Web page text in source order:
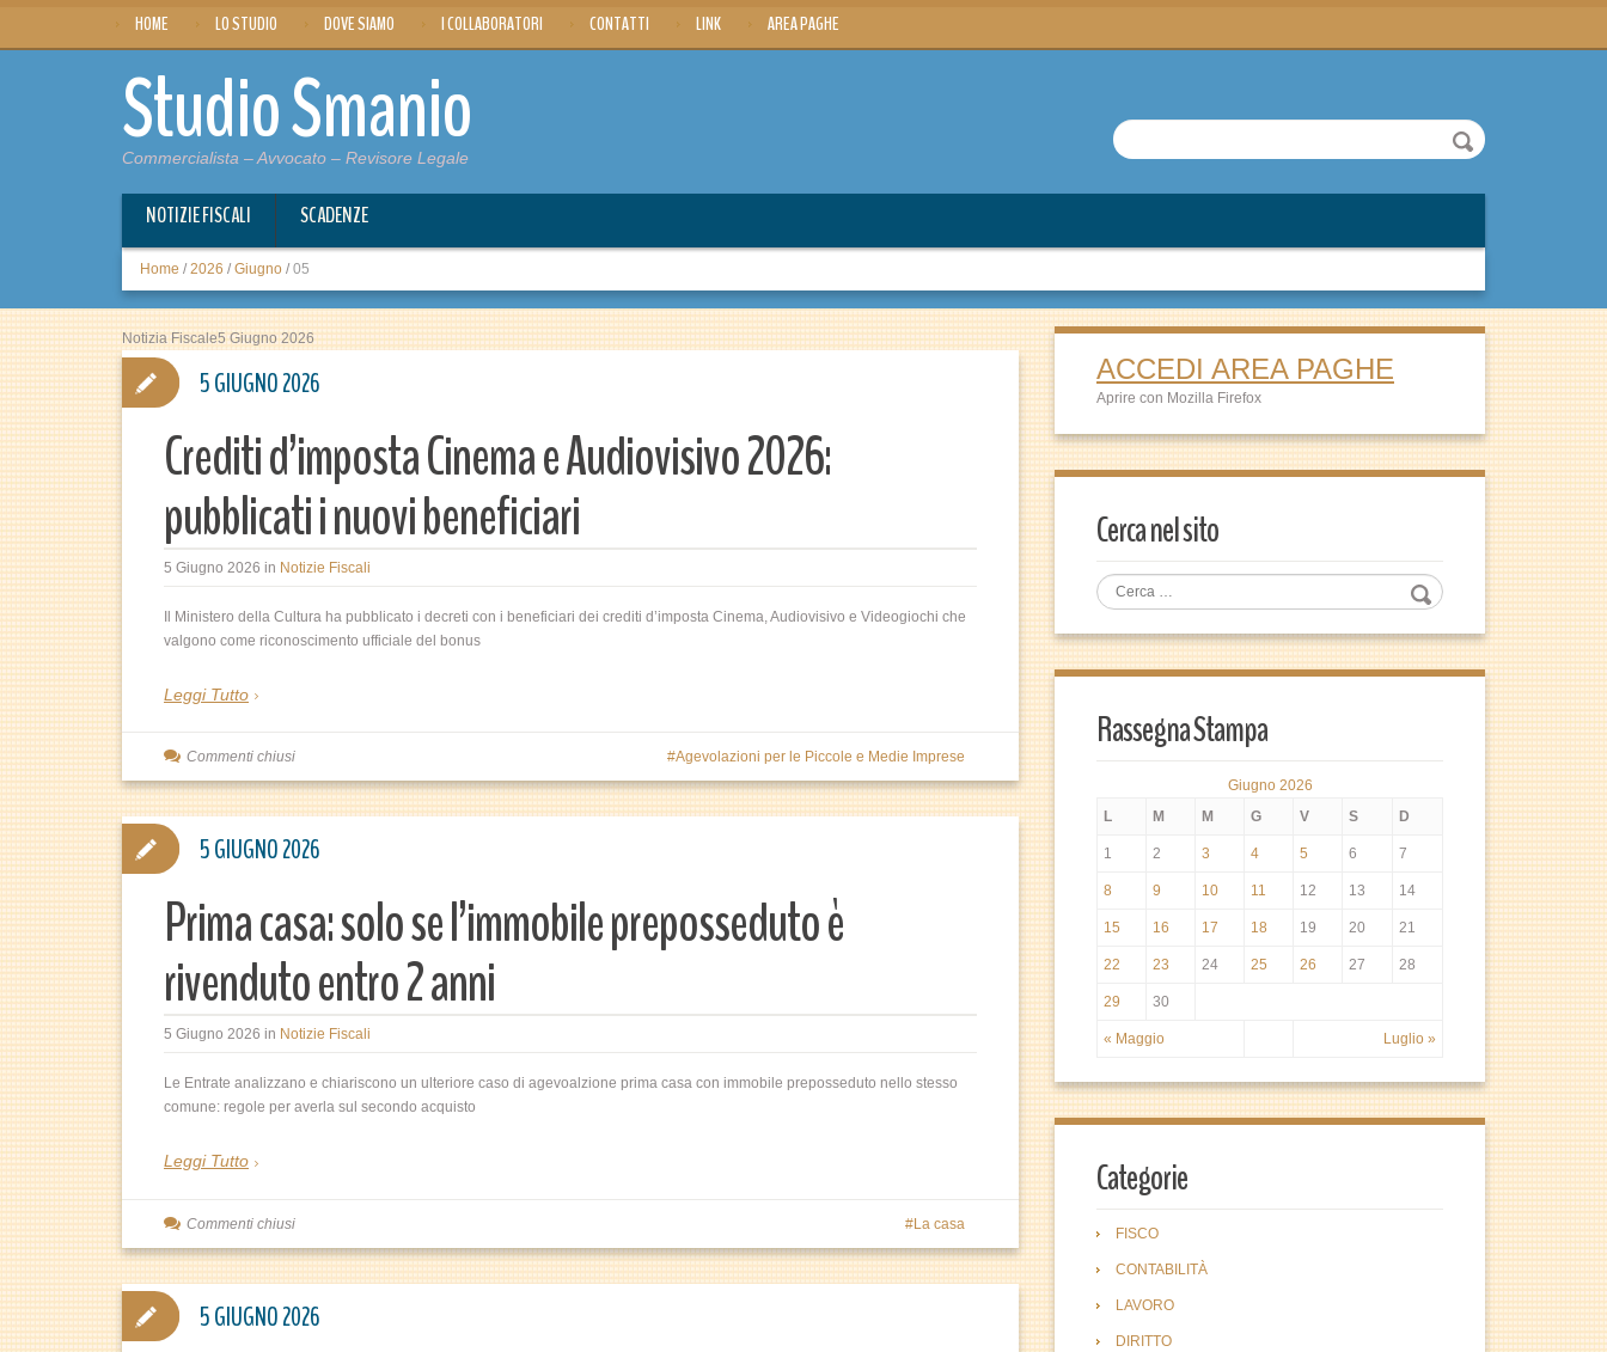
HOME LO STUDIO DOVE SIAMO I COLLABORATORI CONTATTI LINK AREA PAGHE
Studio Smanio
Commercialista – Avvocato – Revisore Legale
NOTIZIE FISCALI SCADENZE
Home / 2026 / Giugno / 05
Notizia Fiscale5 Giugno 2026
Crediti d’imposta Cinema e Audiovisivo 2026:
pubblicati i nuovi beneficiari
5 Giugno 2026 in Notizie Fiscali
Il Ministero della Cultura ha pubblicato i decreti con i beneficiari dei crediti d’imposta Cinema, Audiovisivo e Videogiochi che
valgono come riconoscimento ufficiale del bonus
Leggi Tutto
5 GIUGNO 2026
Agevolazioni per le Piccole e Medie Imprese
Commenti chiusi
Prima casa: solo se l’immobile preposseduto è
rivenduto entro 2 anni
5 Giugno 2026 in Notizie Fiscali
Le Entrate analizzano e chiariscono un ulteriore caso di agevoalzione prima casa con immobile preposseduto nello stesso
comune: regole per averla sul secondo acquisto
Leggi Tutto
5 GIUGNO 2026
La casa
Commenti chiusi
5 GIUGNO 2026
ACCEDI AREA PAGHE
Aprire con Mozilla Firefox
Cerca nel sito
Rassegna Stampa
Giugno 2026
L
M M G V S D
« Maggio Luglio »
1 2 3 4 5 6 7
8 9 10 11 12 13 14
15 16 17 18 19 20 21
22 23 24 25 26 27 28
29 30
Categorie
FISCO
CONTABILITÀ
LAVORO
DIRITTO